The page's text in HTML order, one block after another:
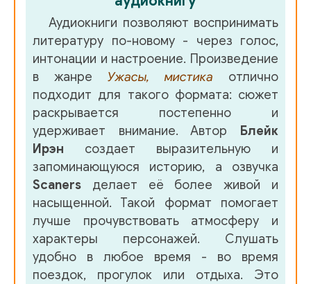
Аудиокниги позволяют воспринимать
литературу по-новому - через голос,
интонации и настроение. Произведение
в жанре Ужасы, мистика отлично
подходит для такого формата: сюжет
раскрывается постепенно и
удерживает внимание. Автор
Блейк
Ирэн создает выразительную и
запоминающуюся историю, а озвучка
Scaners делает её более живой и
насыщенной. Такой формат помогает
лучше прочувствовать атмосферу и
характеры персонажей. Слушать
удобно в любое время - во время
поездок, прогулок или отдыха. Это